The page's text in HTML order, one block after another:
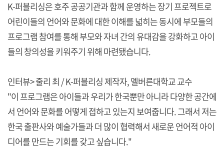
K-퍼블리싱은 호주 공공기관과 함께 운영하는 장기 프로젝트로
어린이들의 언어와 문화에 대한 이해를 넓히는 동시에 부모들의
프로그램 참여를 통해 부모와 자녀 간의 유대감을 강화하고 아이
들의 창의성을 키워주기 위해 마련됐습니다.
인터뷰> 줄리 최 / K-퍼블리싱 제작자, 멜버른대학교 교수
"이 프로그램은 아이들과 우리가 한국뿐만 아니라 다양한 공간에
서 언어와 문화를 어떻게 접하고 있는지 보여줍니다. 그래서 저는
한국 출판사와 예술가들과 더 많이 협력해서 새로운 언어적 아이
디어를 만드는 기회를 갖고 싶습니다."